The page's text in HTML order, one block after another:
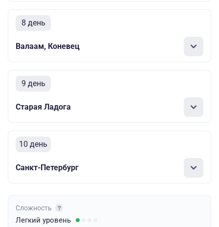
8 день
Валаам, Коневец
9 день
Старая Ладога
10 день
Санкт-Петербург
Сложность
Легкий уровень